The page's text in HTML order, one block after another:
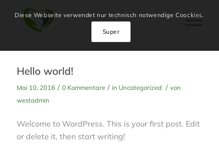
Hello world!
Mai 10, 2016 / 0 Kommentare / in Uncategorized / von
westadmin
Welcome to WordPress. This is your first post. Edit
or delete it, then start writing!
Diese Webseite verwendet nur technisch notwendige Coockies.
Super